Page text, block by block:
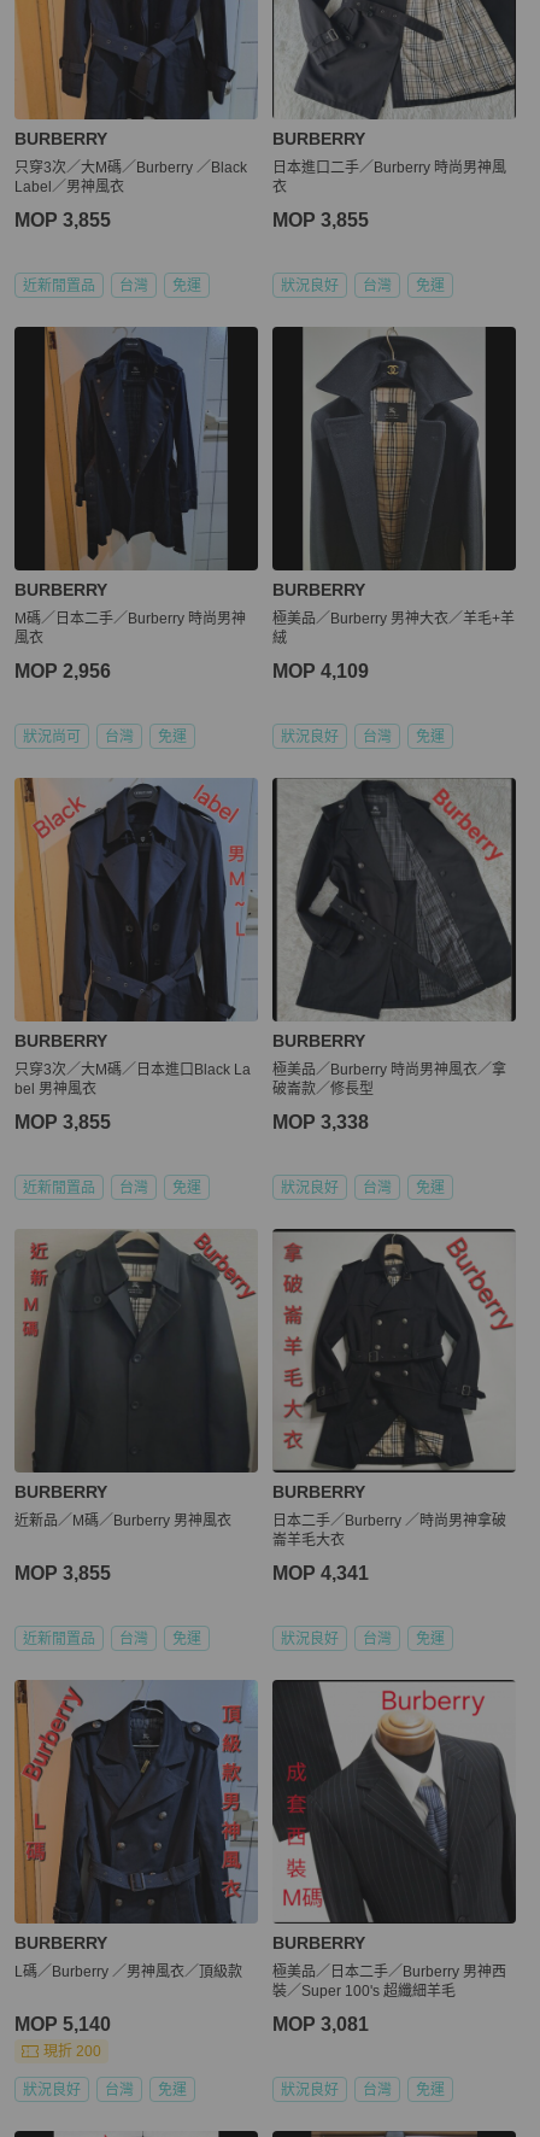
BURBERRY
只穿3次／大M碼／Burberry ／Black
Label／男神風衣
MOP 3,855
近新閒置品 台灣 免運
BURBERRY
日本進口二手／Burberry 時尚男神風
衣
MOP 3,855
狀況良好 台灣 免運
BURBERRY
M碼／日本二手／Burberry 時尚男神
風衣
MOP 2,956
狀況尚可 台灣 免運
BURBERRY
極美品／Burberry 男神大衣／羊毛+羊
絨
MOP 4,109
狀況良好 台灣 免運
BURBERRY
只穿3次／大M碼／日本進口Black La
bel 男神風衣
MOP 3,855
近新閒置品 台灣 免運
BURBERRY
極美品／Burberry 時尚男神風衣／拿
破崙款／修長型
MOP 3,338
狀況良好 台灣 免運
BURBERRY
近新品／M碼／Burberry 男神風衣
MOP 3,855
近新閒置品 台灣 免運
BURBERRY
日本二手／Burberry ／時尚男神拿破
崙羊毛大衣
MOP 4,341
狀況良好 台灣 免運
BURBERRY
L碼／Burberry ／男神風衣／頂級款
MOP 5,140
現折 200
狀況良好 台灣 免運
BURBERRY
極美品／日本二手／Burberry 男神西
裝／Super 100's 超纖細羊毛
MOP 3,081
狀況良好 台灣 免運